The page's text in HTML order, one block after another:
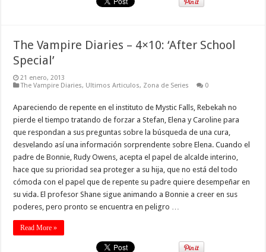
The Vampire Diaries – 4×10: ‘After School
Special’
21 enero, 2013
The Vampire Diaries, Ultimos Articulos, Zona de Series 0
Apareciendo de repente en el instituto de Mystic Falls, Rebekah no
pierde el tiempo tratando de forzar a Stefan, Elena y Caroline para
que respondan a sus preguntas sobre la búsqueda de una cura,
desvelando así una información sorprendente sobre Elena. Cuando el
padre de Bonnie, Rudy Owens, acepta el papel de alcalde interino,
hace que su prioridad sea proteger a su hija, que no está del todo
cómoda con el papel que de repente su padre quiere desempeñar en
su vida. El profesor Shane sigue animando a Bonnie a creer en sus
poderes, pero pronto se encuentra en peligro …
Read More »